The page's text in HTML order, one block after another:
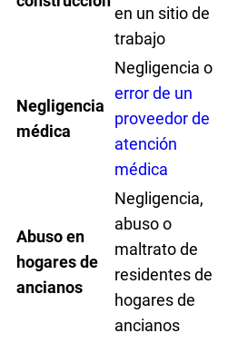
en un sitio de
trabajo
Negligencia
médica
Negligencia o
error de un
proveedor de
atención
médica
Abuso en
hogares de
ancianos
Negligencia,
abuso o
maltrato de
residentes de
hogares de
ancianos